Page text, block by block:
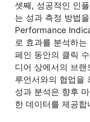
셋째, 성공적인 인
는 성과 측정 방법
Performance
로 효과를 분석하
페인 동안의 클릭
디어 상에서의 브
루언서와의 협업을
성과 분석은 향후
한 데이터를 제공합